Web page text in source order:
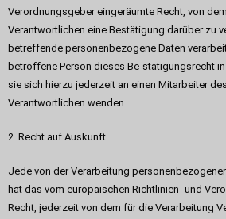
Verordnungsgeber eingeräumte Recht, von
Verantwortlichen eine Bestätigung darüber zu
betreffende personenbezogene Daten
betroffene Person dieses Be-stätigungsrecht
sie sich hierzu jederzeit an einen Mitarbeiter
Verantwortlichen wenden.
2. Recht auf Auskunft
Jede von der Verarbeitung
hat das vom europäischen Richtlinien- und
Recht, jederzeit von dem für die Verarbeitung